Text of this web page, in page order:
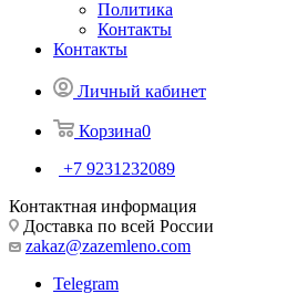
Политика
Контакты
Контакты
Личный кабинет
Корзина0
+7 9231232089
Контактная информация
Доставка по всей России
zakaz@zazemleno.com
Telegram